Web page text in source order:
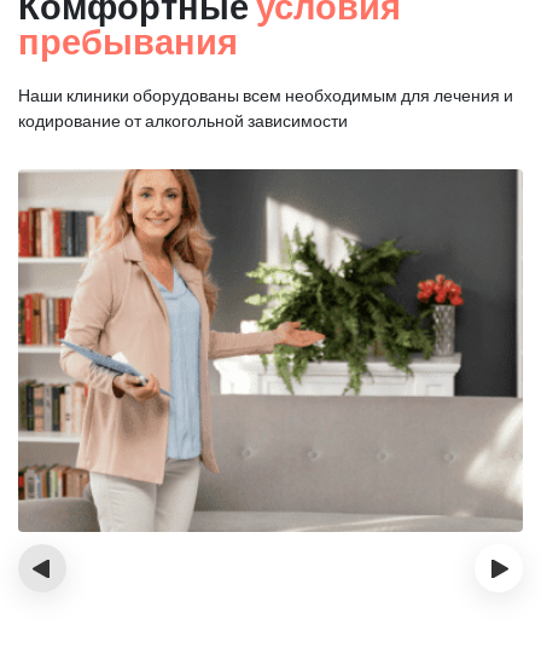
пребывания
Наши клиники оборудованы всем необходимым для лечения и
кодирование от алкогольной зависимости
‹ ›